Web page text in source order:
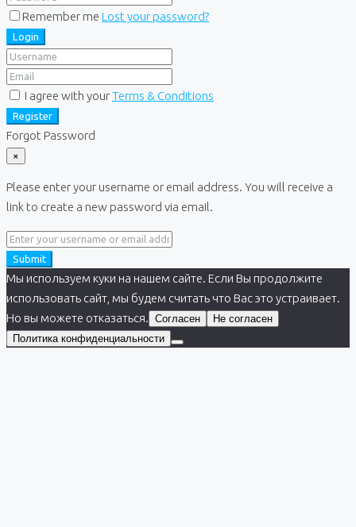
Remember me Lost your password?
Login
I agree with yourTerms & Conditions
Register
Forgot Password
×
Please enter your username or email address. You will receive a
link to create a new password via email.
Submit
Мы используем куки на нашем сайте. Если Вы продолжите
использовать сайт, мы будем считать что Вас это устраивает.
Но вы можете отказаться. Согласен
Не согласен
Политика конфиденциальности